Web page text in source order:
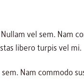
vel sem. Nam
libero turpis vel mi.
Nam commodo